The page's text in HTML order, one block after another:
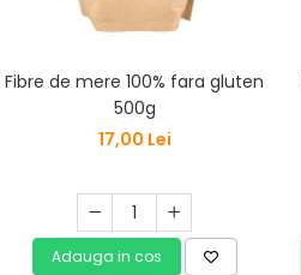
Fibre de mere 100% fara gluten
500g
17,00 Lei
Adauga in cos